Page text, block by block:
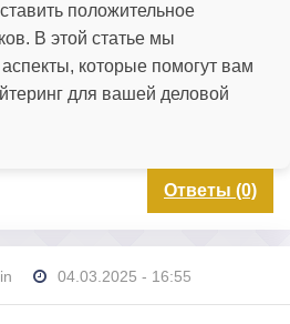
положительное
В этой статье мы
которые помогут вам
для вашей деловой
Ответы (0)
04.03.2025 - 16:55